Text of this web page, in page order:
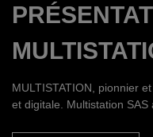
MULTISTATION, pionnier
et digitale. Multistation SAS